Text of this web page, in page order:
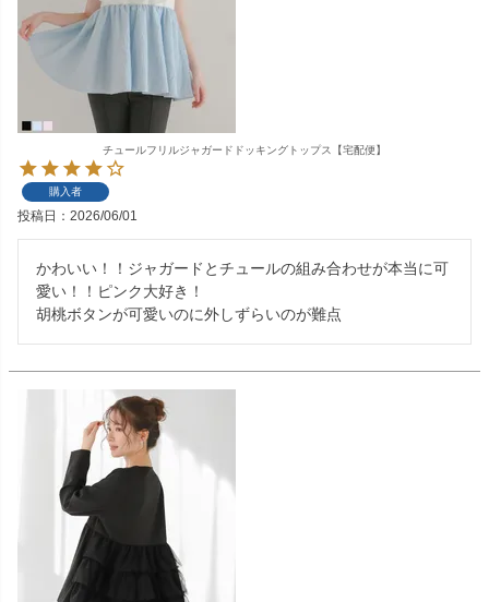
チュールフリルジャガードドッキングトップス【宅配便】
購入者
投稿日 2026/06/01
かわいい！！ジャガードとチュールの組み合わせが本当に可
愛い！！ピンク大好き！
胡桃ボタンが可愛いのに外しずらいのが難点